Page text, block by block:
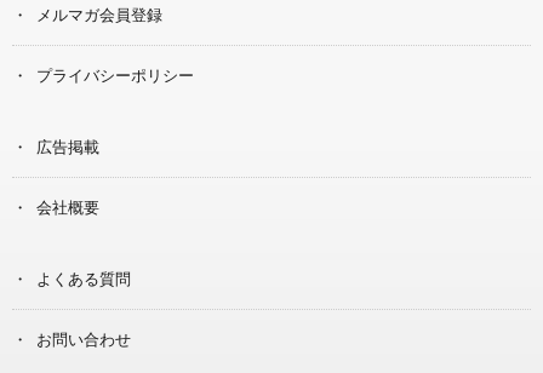
メルマガ会員登録
プライバシーポリシー
広告掲載
会社概要
よくある質問
お問い合わせ